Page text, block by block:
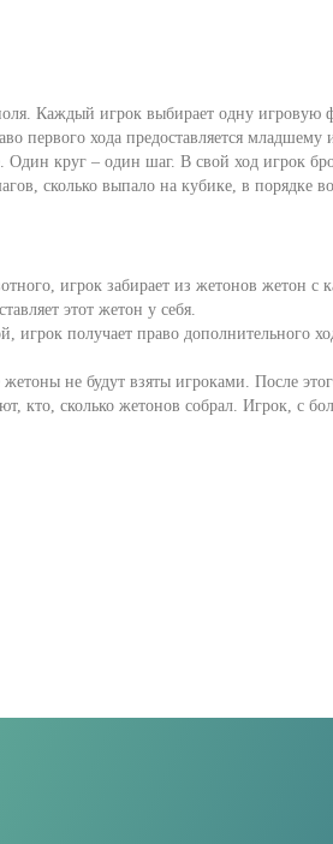
Каждый игрок выбирает одну игровую
первого хода предоставляется младшему
Один круг – один шаг. В свой ход игрок
сколько выпало на кубике, в порядке
игрок забирает из жетонов жетон с
этот жетон у себя.
игрок получает право дополнительного
не будут взяты игроками. После
кто, сколько жетонов собрал. Игрок, с